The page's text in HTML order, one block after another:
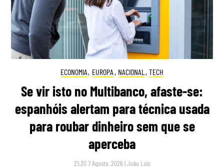
ECONOMIA, EUROPA , NACIONAL , TECH
Se vir isto no Multibanco, afaste-se:
espanhóis alertam para técnica usada
para roubar dinheiro sem que se
aperceba
21:30 7 Agosto, 2026 |João Luís